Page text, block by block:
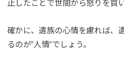
止したことで世間から怒りを買
確かに、遺族の心情を慮れば、
るのが”人情”でしょう。